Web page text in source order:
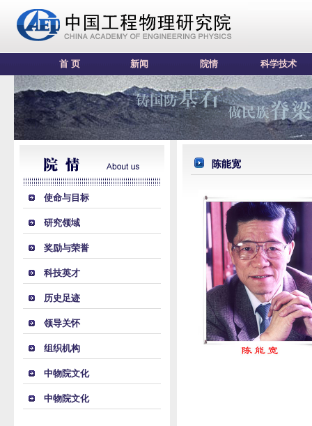
首 页 新闻 院情 科学技术
使命与目标
研究领域
奖励与荣誉
科技英才
历史足迹
领导关怀
组织机构
中物院文化
中物院文化
陈能宽